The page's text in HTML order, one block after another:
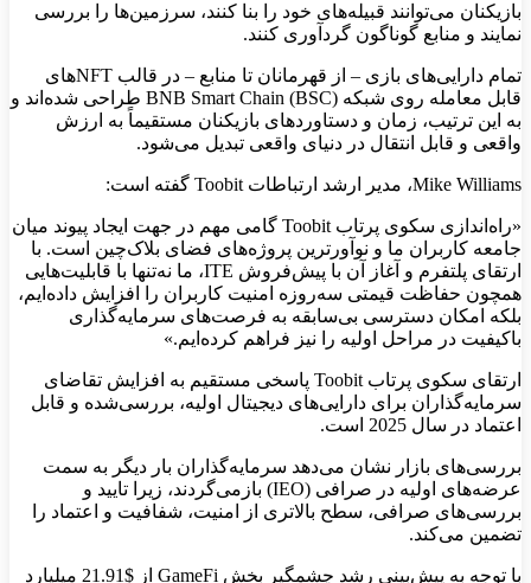
بازیکنان می‌توانند قبیله‌های خود را بنا کنند، سرزمین‌ها را بررسی
نمایند و منابع گوناگون گردآوری کنند.
تمام دارایی‌های بازی – از قهرمانان تا منابع – در قالب NFTهای
قابل معامله روی شبکه BNB Smart Chain (BSC) طراحی شده‌اند و
به این ترتیب، زمان و دستاوردهای بازیکنان مستقیماً به ارزش
واقعی و قابل انتقال در دنیای واقعی تبدیل می‌شود.
Mike Williams، مدیر ارشد ارتباطات Toobit گفته است:
«راه‌اندازی سکوی پرتاب Toobit گامی مهم در جهت ایجاد پیوند میان
جامعه کاربران ما و نوآورترین پروژه‌های فضای بلاک‌چین است. با
ارتقای پلتفرم و آغاز آن با پیش‌فروش ITE، ما نه‌تنها با قابلیت‌هایی
همچون حفاظت قیمتی سه‌روزه امنیت کاربران را افزایش داده‌ایم،
بلکه امکان دسترسی بی‌سابقه به فرصت‌های سرمایه‌گذاری
باکیفیت در مراحل اولیه را نیز فراهم کرده‌ایم.»
ارتقای سکوی پرتاب Toobit پاسخی مستقیم به افزایش تقاضای
سرمایه‌گذاران برای دارایی‌های دیجیتال اولیه، بررسی‌شده و قابل
اعتماد در سال 2025 است.
بررسی‌های بازار نشان می‌دهد سرمایه‌گذاران بار دیگر به سمت
عرضه‌های اولیه در صرافی (IEO) بازمی‌گردند، زیرا تایید و
بررسی‌های صرافی، سطح بالاتری از امنیت، شفافیت و اعتماد را
تضمین می‌کند.
با توجه به پیش‌بینی رشد چشمگیر بخش GameFi از $21.91 میلیارد